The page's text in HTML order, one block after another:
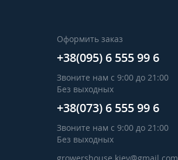
Оформить заказ
+38(095) 6 555 99 6
Звоните нам с 9:00 до 21:00
Без выходных
+38(073) 6 555 99 6
Звоните нам с 9:00 до 21:00
Без выходных